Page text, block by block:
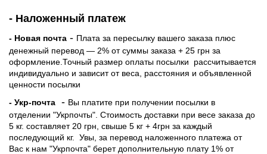
- Наложенный платеж
- Новая почта - Плата за пересылку вашего заказа плюс
денежный перевод — 2% от суммы заказа + 25 грн за
оформление.Точный размер оплаты посылки рассчитывается
индивидуально и зависит от веса, расстояния и объявленной
ценности посылки
- Укр-почта
- Вы платите при получении посылки в
отделении "Укрпочты". Стоимость доставки при весе заказа до
5 кг. составляет 20 грн, свыше 5 кг + 4грн за каждый
последующий кг. Увы, за перевод наложенного платежа от
Вас к нам "Укрпочта" берет дополнительную плату 1% от